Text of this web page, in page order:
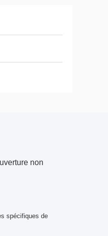
non
spécifiques de